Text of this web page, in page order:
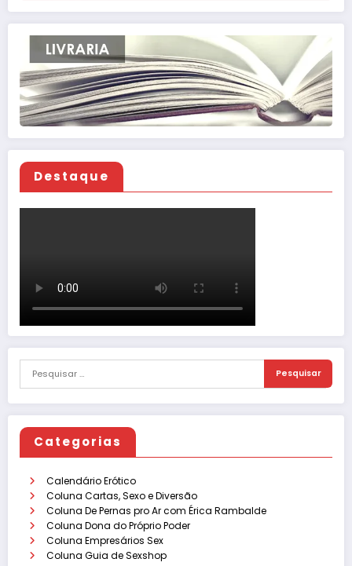
Destaque
Categorias
Calendário Erótico
Coluna Cartas, Sexo e Diversão
Coluna De Pernas pro Ar com Érica Rambalde
Coluna Dona do Próprio Poder
Coluna Empresários Sex
Coluna Guia de Sexshop